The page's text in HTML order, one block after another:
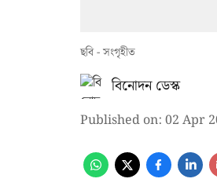
ছবি - সংগৃহীত
বিনোদন ডেস্ক
Published on: 02 Apr